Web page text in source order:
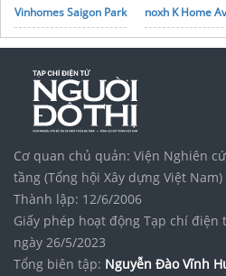
Vinhomes Saigon Park
noxh K Home
Tập đoàn Bcons Group
xưởngrèm
Cơ quan chủ quản: Viện Nghiên
tầng (Tổng hội Xây dựng Việt Nam)
Thành lập: 12/6/2006
Giấy phép hoạt động Tạp chí điện
ngày 26/5/2023
Tổng biên tập: Nguyễn Đào Vĩnh